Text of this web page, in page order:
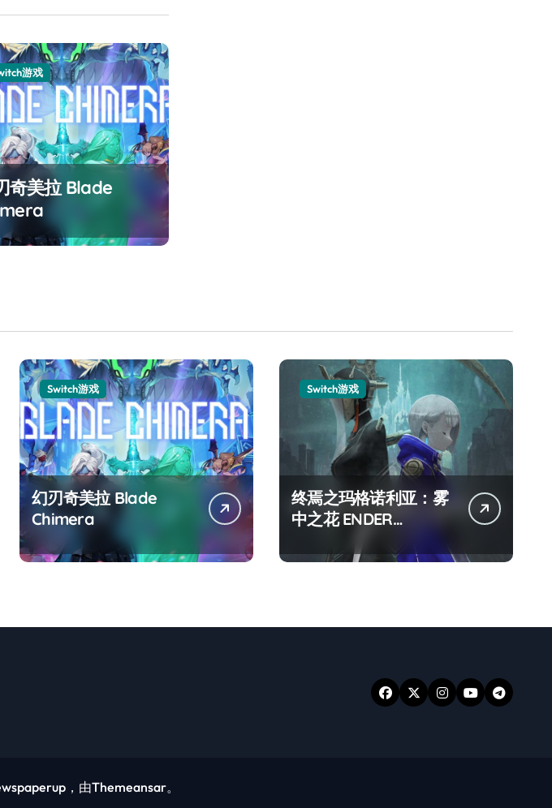
游戏
奇美拉 Blade
Switch游戏
幻刃奇美拉 Blade
Chimera
Switch游戏
终焉之玛格诺利亚：雾
中之花 ENDER
the mist
，由Themeansar。